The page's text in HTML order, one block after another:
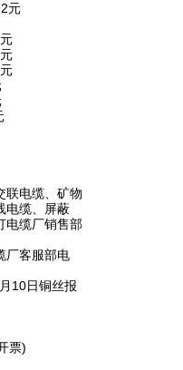
元
联电缆、矿物
电缆、屏蔽
电缆厂销售部
厂客服部电
10日铜丝报
票)